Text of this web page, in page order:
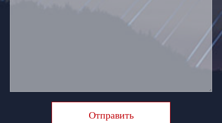
Отправить